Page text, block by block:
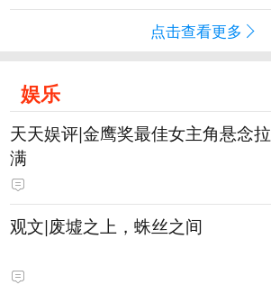
点击查看更多
娱乐
天天娱评|金鹰奖最佳女主角悬念拉
满
观文|废墟之上，蛛丝之间